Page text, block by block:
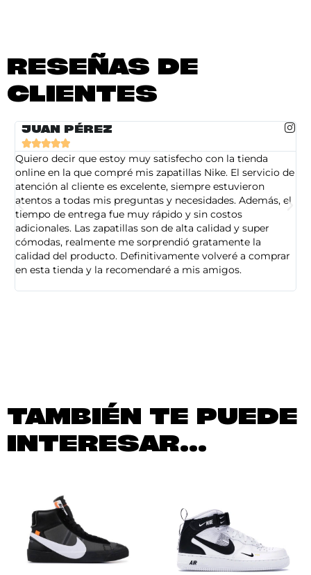
RESEÑAS DE
CLIENTES
JUAN PÉREZ

Quiero decir que estoy muy satisfecho con la tienda
online en la que compré mis zapatillas Nike. El servicio de
atención al cliente es excelente, siempre estuvieron
atentos a todas mis preguntas y necesidades. Además, el
tiempo de entrega fue muy rápido y sin costos
adicionales. Las zapatillas son de alta calidad y super
cómodas, realmente me sorprendió gratamente la
calidad del producto. Definitivamente volveré a comprar
en esta tienda y la recomendaré a mis amigos.
TAMBIÉN TE PUEDE
INTERESAR...